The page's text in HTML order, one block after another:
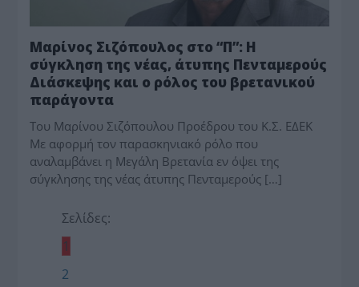
Μαρίνος Σιζόπουλος στο “Π”: Η
σύγκληση της νέας, άτυπης Πενταμερούς
Διάσκεψης και ο ρόλος του βρετανικού
παράγοντα
Του Μαρίνου Σιζόπουλου Προέδρου του Κ.Σ. ΕΔΕΚ
Με αφορμή τον παρασκηνιακό ρόλο που
αναλαμβάνει η Μεγάλη Βρετανία εν όψει της
σύγκλησης της νέας άτυπης Πενταμερούς […]
Σελίδες:
1
2